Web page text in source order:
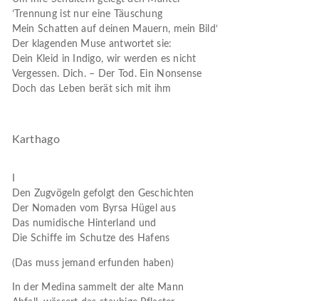
’Trennung ist nur eine Täuschung
Mein Schatten auf deinen Mauern, mein Bild‘
Der klagenden Muse antwortet sie:
Dein Kleid in Indigo, wir werden es nicht
Vergessen. Dich. – Der Tod. Ein Nonsense
Doch das Leben berät sich mit ihm
Karthago
Den Zugvögeln gefolgt den Geschichten
Der Nomaden vom Byrsa Hügel aus
Das numidische Hinterland und
Die Schiffe im Schutze des Hafens
(Das muss jemand erfunden haben)
In der Medina sammelt der alte Mann